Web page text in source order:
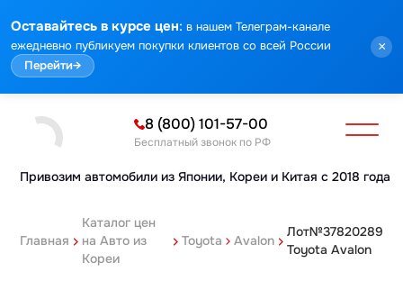
Оставайтесь в курсе цен: в нашем Телеграм-канале
ежедневно публикуем покупки клиентов со всей России
Перейти→
×
Привозим автомобили из Японии, Кореи и Китая с 2018 года
8 (800) 101-57-00
Бесплатный звонок по РФ
Главная
Каталог цен
на Авто из
Кореи
Toyota Avalon
Лот№37820289
Toyota Avalon